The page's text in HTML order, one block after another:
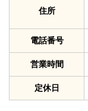
住所
電話番号
営業時間
定休日